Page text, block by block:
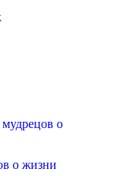
о жизни